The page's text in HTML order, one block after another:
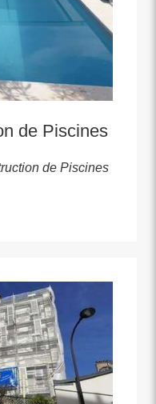
de Piscines
de Piscines